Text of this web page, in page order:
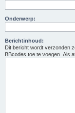
Onderwerp:
Berichtinhoud:
Dit bericht wordt verzonden
BBcodes toe te voegen. Als